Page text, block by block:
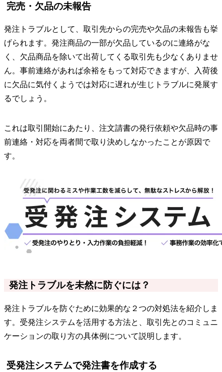
完売・欠品の未報告
発注トラブルとして、取引先からの完売や欠品の未報告も挙
げられます。発注商品の一部が欠品しているのに連絡がな
く、欠品商品を除いて出荷してくる取引先も少なくありませ
ん。事前連絡があれば余裕をもって対応できますが、入荷後
に欠品に気付くようでは対応に遅れが生じトラブルに発展す
るでしょう。
これは取引開始にあたり、注文請書の発行依頼や欠品時の事
前連絡・対応を両者間で取り決めしなかったことが原因で
す。
発注トラブルを未然に防ぐには？
発注トラブルを防ぐために効果的な２つの対処法を紹介しま
す。受発注システムを活用する方法と、取引先とのコミュニ
ケーションの取り方の具体例について説明します。
受発注システムで発注書を作成する